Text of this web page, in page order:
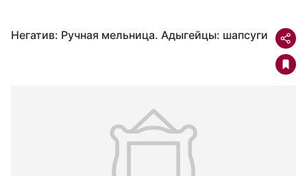
Негатив: Ручная мельница. Адыгейцы: шапсуги